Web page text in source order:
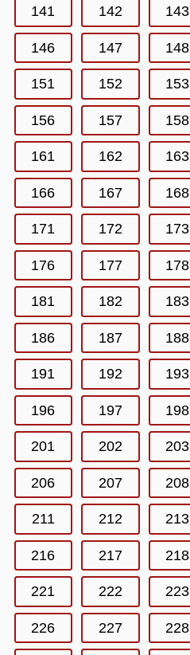
141 142 143
146 147 148
151 152 153
156 157 158
161 162 163
166 167 168
171 172 173
176 177 178
181 182 183
186 187 188
191 192 193
196 197 198
201 202 203
206 207 208
211 212 213
216 217 218
221 222 223
226 227 228